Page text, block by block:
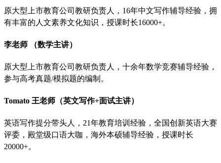
原大型上市教育公司教研负责人， 16年中文写作辅导经验，拥
有丰富的人文素养文化知识，授课时长16000+。
李老师 （数学主讲）
原大型上市教育公司教研负责人，十余年数学竞赛辅导经验，
参与高考真题/模拟题的编制。
Tomato 王老师（英文写作+面试主讲）
英语写作提分带头人， 21年教育培训经验，全国创新英语大赛
评委，殿堂级口语大咖，海外本硕辅导经验，授课时长
20000+。